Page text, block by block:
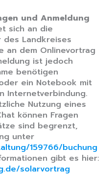
und Anmeldung
sich an die
des Landkreises
an dem Onlinevortrag
ist jedoch
benötigen
ein Notebook mit
Internetverbindung.
Nutzung eines
können Fragen
sind begrenzt,
unter
159766/buchung
gibt es hier:
solarvortrag